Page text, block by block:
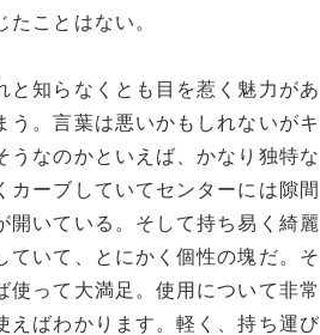
ことはない。
と知らなくとも目を惹く魅力があ
う。言葉は悪いかもしれないがキ
うなのかといえば、かなり独特な
ーブしていてセンターには隙間
開いている。そして持ち易く綺麗
ていて、とにかく個性の塊だ。そ
使って大満足。使用について非常
えばわかります。軽く、持ち運び